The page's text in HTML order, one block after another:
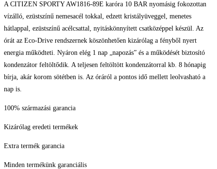
A CITIZEN SPORTY AW1816-89E karóra 10 BAR nyomásig fokozottan
vízálló, ezüstszínű nemesacél tokkal, edzett kristályüveggel, menetes
hátlappal, ezüstszínű acélcsattal, nyitáskönnyített csatközéppel készül. Az
órát az Eco-Drive rendszernek köszönhetően kizárólag a fényből nyert
energia működteti. Nyáron elég 1 nap „napozás” és a működését biztosító
kondenzátor feltöltődik. A teljesen feltöltött kondenzátorral kb. 8 hónapig
bírja, akár korom sötétben is. Az óráról a pontos idő mellett leolvasható a
nap is.
100% származási garancia
Kizárólag eredeti termékek
Extra termék garancia
Minden termékünk garanciális